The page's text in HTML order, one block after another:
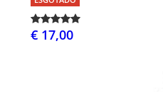
€ 17,00